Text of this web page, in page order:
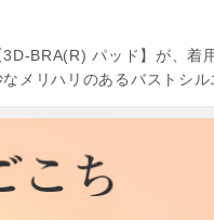
BRA(R) パッド】が、着
メリハリのあるバストシル